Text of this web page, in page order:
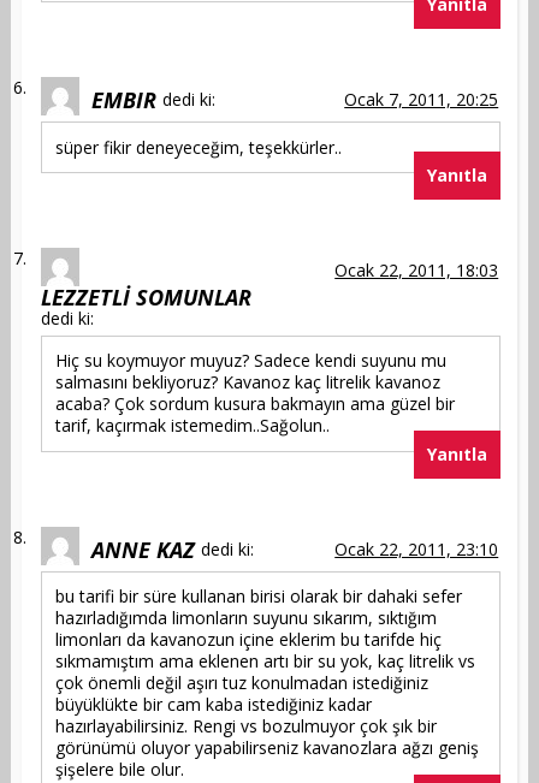
EMBIR dedi ki: Ocak 7, 2011, 20:25
süper fikir deneyeceğim, teşekkürler..
Yanıtla
LEZZETLİ SOMUNLAR
dedi ki:
Ocak 22, 2011, 18:03
Hiç su koymuyor muyuz? Sadece kendi suyunu mu
salmasını bekliyoruz? Kavanoz kaç litrelik kavanoz
acaba? Çok sordum kusura bakmayın ama güzel bir
tarif, kaçırmak istemedim..Sağolun..
Yanıtla
ANNE KAZ dedi ki: Ocak 22, 2011, 23:10
bu tarifi bir süre kullanan birisi olarak bir dahaki sefer
hazırladığımda limonların suyunu sıkarım, sıktığım
limonları da kavanozun içine eklerim bu tarifde hiç
sıkmamıştım ama eklenen artı bir su yok, kaç litrelik vs
çok önemli değil aşırı tuz konulmadan istediğiniz
büyüklükte bir cam kaba istediğiniz kadar
hazırlayabilirsiniz. Rengi vs bozulmuyor çok şık bir
görünümü oluyor yapabilirseniz kavanozlara ağzı geniş
şişelere bile olur.